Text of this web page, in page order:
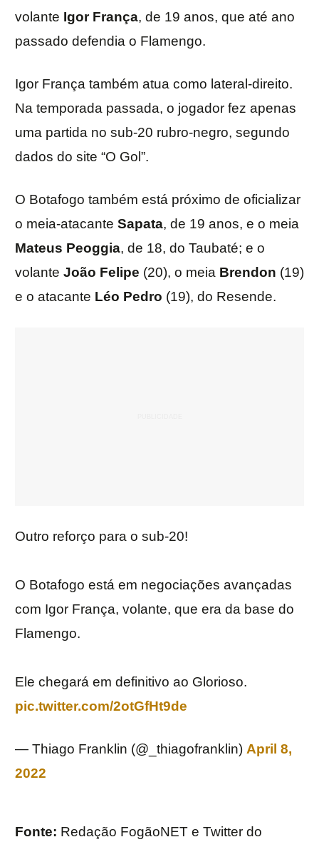
volante Igor França, de 19 anos, que até ano
passado defendia o Flamengo.
Igor França também atua como lateral-direito.
Na temporada passada, o jogador fez apenas
uma partida no sub-20 rubro-negro, segundo
dados do site “O Gol”.
O Botafogo também está próximo de oficializar
o meia-atacante Sapata, de 19 anos, e o meia
Mateus Peoggia, de 18, do Taubaté; e o
volante João Felipe (20), o meia Brendon (19)
e o atacante Léo Pedro (19), do Resende.
Outro reforço para o sub-20!
O Botafogo está em negociações avançadas
com Igor França, volante, que era da base do
Flamengo.
Ele chegará em definitivo ao Glorioso.
pic.twitter.com/2otGfHt9de
— Thiago Franklin (@_thiagofranklin) April 8,
2022
Fonte: Redação FogãoNET e Twitter do